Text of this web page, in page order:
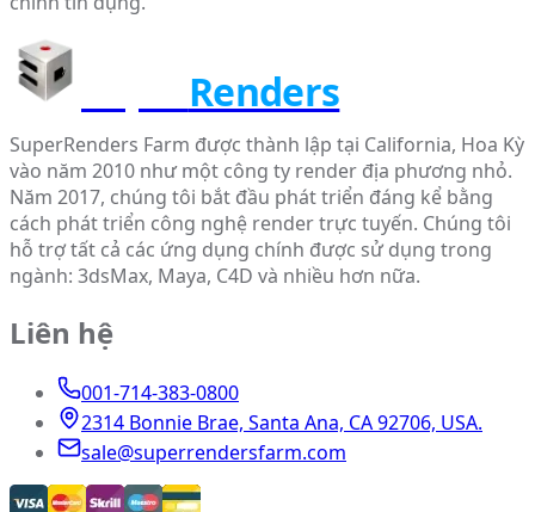
Renders
SuperRenders Farm được thành lập tại California, Hoa Kỳ
vào năm 2010 như một công ty render địa phương nhỏ.
Năm 2017, chúng tôi bắt đầu phát triển đáng kể bằng
cách phát triển công nghệ render trực tuyến. Chúng tôi
hỗ trợ tất cả các ứng dụng chính được sử dụng trong
ngành: 3dsMax, Maya, C4D và nhiều hơn nữa.
Liên hệ
001-714-383-0800
2314 Bonnie Brae, Santa Ana, CA 92706, USA.
sale@superrendersfarm.com